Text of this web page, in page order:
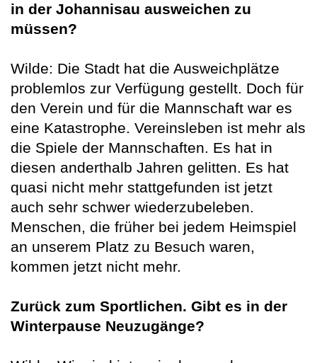
in der Johannisau ausweichen zu
müssen?
Wilde: Die Stadt hat die Ausweichplätze
problemlos zur Verfügung gestellt. Doch für
den Verein und für die Mannschaft war es
eine Katastrophe. Vereinsleben ist mehr als
die Spiele der Mannschaften. Es hat in
diesen anderthalb Jahren gelitten. Es hat
quasi nicht mehr stattgefunden ist jetzt
auch sehr schwer wiederzubeleben.
Menschen, die früher bei jedem Heimspiel
an unserem Platz zu Besuch waren,
kommen jetzt nicht mehr.
Zurück zum Sportlichen. Gibt es in der
Winterpause Neuzugänge?